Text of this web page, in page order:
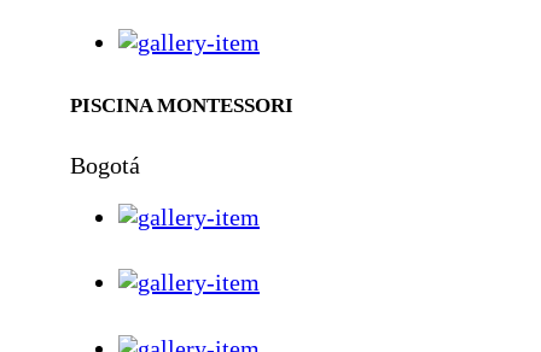
PISCINA MONTESSORI
Bogotá